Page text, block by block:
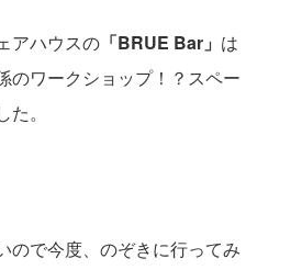
アハウスの 「BRUE Bar 」 は
のワークショップ！？スペー
。
ので今度、のぞきに行ってみ